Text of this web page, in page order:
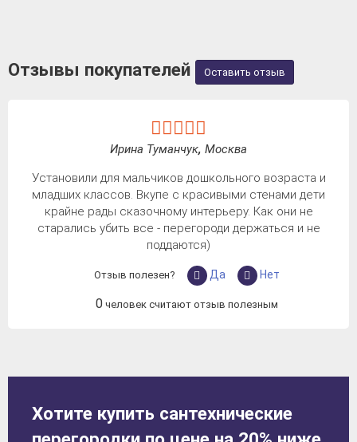
Отзывы покупателей Оставить отзыв
Ирина Туманчук, Москва
Установили для мальчиков дошкольного возраста и
младших классов. Вкупе с красивыми стенами дети
крайне рады сказочному интерьеру. Как они не
старались убить все - перегороди держаться и не
поддаются)
Отзыв полезен? Да Нет
0человек считают отзыв полезным
Хотите купить сантехнические